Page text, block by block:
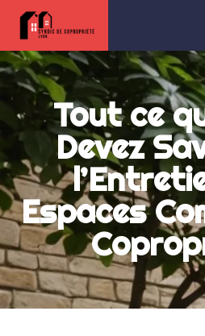
Tout ce
Devez
Espaces